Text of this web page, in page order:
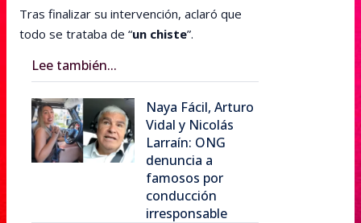
Tras finalizar su intervención, aclaró que
todo se trataba de “un chiste”.
Lee también...
Naya Fácil, Arturo
Vidal y Nicolás
Larraín: ONG
denuncia a
famosos por
conducción
irresponsable